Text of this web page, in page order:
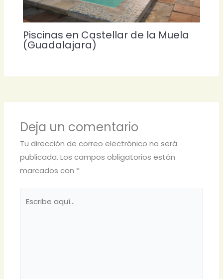
Piscinas en Castellar de la Muela
(Guadalajara)
Deja un comentario
Tu dirección de correo electrónico no será
publicada. Los campos obligatorios están
marcados con *